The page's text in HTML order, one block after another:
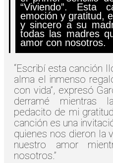
“Viviendo”. Esta
emoción y gratitud,
y sincero a su
todas las madres
amor con nosotros.
“Escribí esta canción
alma el inmenso
con vida”, expresó
derramé mientras
pedacito de mi
canción es una
quienes nos dieron la
nuestro amor
nosotros.”